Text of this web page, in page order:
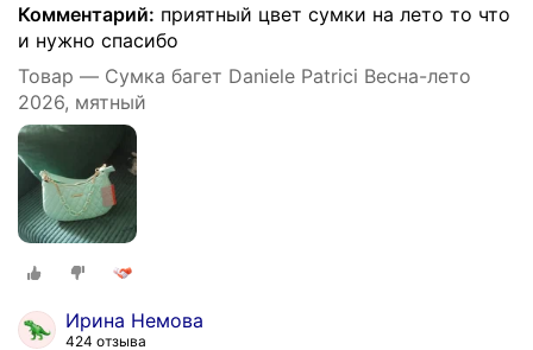
Комментарий: приятный цвет сумки на лето то что
и нужно спасибо
Товар — Сумка багет Daniele Patrici Весна-лето
2026, мятный
Ирина Немова
424 отзыва